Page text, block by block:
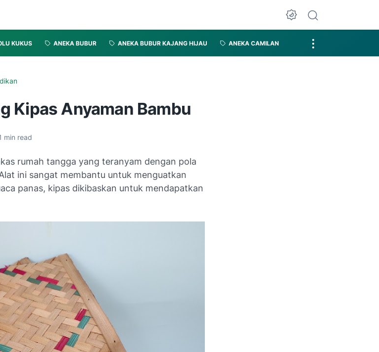
KUKUS ANEKA BUBUR ANEKA BUBUR KAJANG HIJAU ANEKA CAMILAN
Kipas Anyaman Bambu
min read
rumah tangga yang teranyam dengan pola
ini sangat membantu untuk menguatkan
panas, kipas dikibaskan untuk mendapatkan